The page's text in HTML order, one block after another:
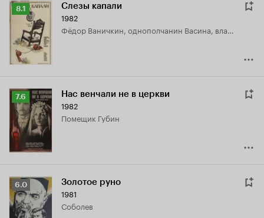
Рейтинг
Кинопоиска
8.1
8.1 Слезы капали
1982
Фёдор Ваничкин, однополчанин Васина, владелец гаража
Рейтинг
Кинопоиска
7.6
7.6 Нас венчали не в церкви
1982
помещик Губин
Рейтинг
Кинопоиска
6.0
6.0 Золотое руно
1981
Соболев